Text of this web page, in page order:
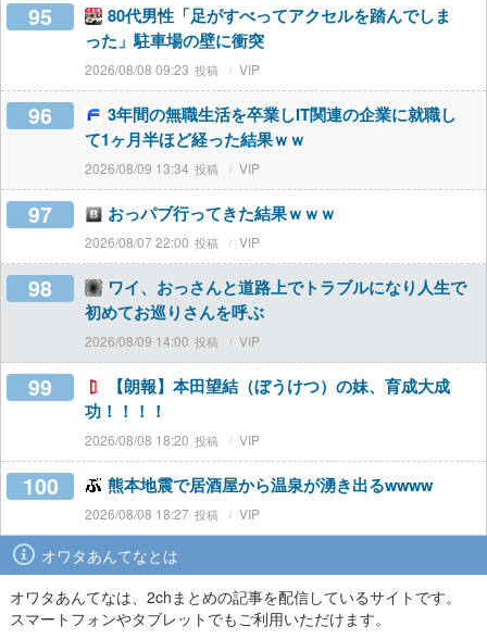
95
80代男性「足がすべってアクセルを踏んでしま
った」駐車場の壁に衝突
2026/08/08 09:23 VIP
96
3年間の無職生活を卒業しIT関連の企業に就職し
て1ヶ月半ほど経った結果ｗｗ
2026/08/09 13:34 VIP
97 おっパブ行ってきた結果ｗｗｗ
2026/08/07 22:00 VIP
98
ワイ、おっさんと道路上でトラブルになり人生で
初めてお巡りさんを呼ぶ
2026/08/09 14:00 VIP
99
【朗報】本田望結（ぼうけつ）の妹、育成大成
功！！！！
2026/08/08 18:20 VIP
100 熊本地震で居酒屋から温泉が湧き出るwwww
2026/08/08 18:27 VIP
オワタあんてなとは
オワタあんてなは、2chまとめの記事を配信しているサイトです。
スマートフォンやタブレットでもご利用いただけます。